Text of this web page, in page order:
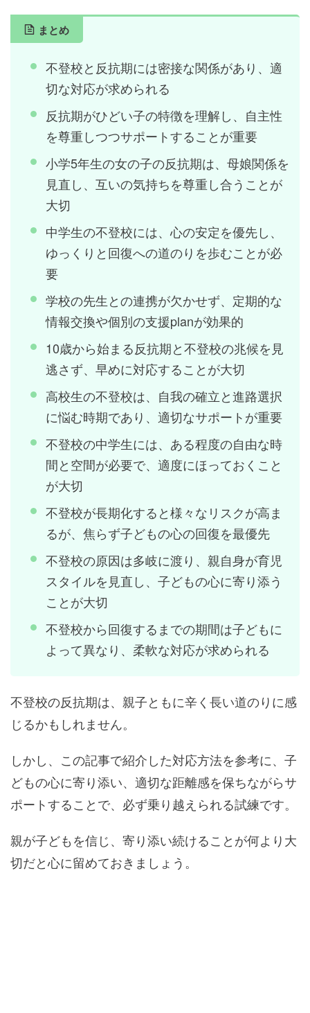
まとめ
不登校と反抗期には密接な関係があり、適
切な対応が求められる
反抗期がひどい子の特徴を理解し、自主性
を尊重しつつサポートすることが重要
小学5年生の女の子の反抗期は、母娘関係を
見直し、互いの気持ちを尊重し合うことが
大切
中学生の不登校には、心の安定を優先し、
ゆっくりと回復への道のりを歩むことが必
要
学校の先生との連携が欠かせず、定期的な
情報交換や個別の支援planが効果的
10歳から始まる反抗期と不登校の兆候を見
逃さず、早めに対応することが大切
高校生の不登校は、自我の確立と進路選択
に悩む時期であり、適切なサポートが重要
不登校の中学生には、ある程度の自由な時
間と空間が必要で、適度にほっておくこと
が大切
不登校が長期化すると様々なリスクが高ま
るが、焦らず子どもの心の回復を最優先
不登校の原因は多岐に渡り、親自身が育児
スタイルを見直し、子どもの心に寄り添う
ことが大切
不登校から回復するまでの期間は子どもに
よって異なり、柔軟な対応が求められる
不登校の反抗期は、親子ともに辛く長い道のりに感
じるかもしれません。
しかし、この記事で紹介した対応方法を参考に、子
どもの心に寄り添い、適切な距離感を保ちながらサ
ポートすることで、必ず乗り越えられる試練です。
親が子どもを信じ、寄り添い続けることが何より大
切だと心に留めておきましょう。